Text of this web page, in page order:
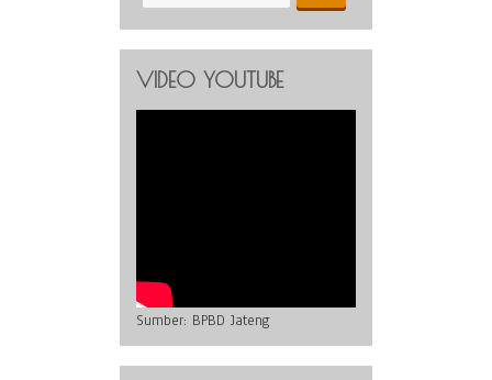
VIDEO YOUTUBE
Sumber: BPBD Jateng